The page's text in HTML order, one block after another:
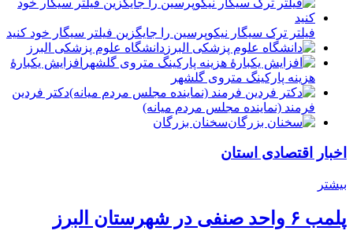
فیلتر ترک سیگار نیکوپرسین را جایگزین فیلتر سیگار خود کنید
دانشگاه علوم پزشکی البرز
افزایش یکبارۀ
هزینه پارکینگ متروی گلشهر
دكتر فردين
فرمند (نماينده مجلس مردم میانه)
سخنان بزرگان
اخبار اقتصادی استان
بیشتر
پلمب ۶ واحد صنفی در شهرستان البرز